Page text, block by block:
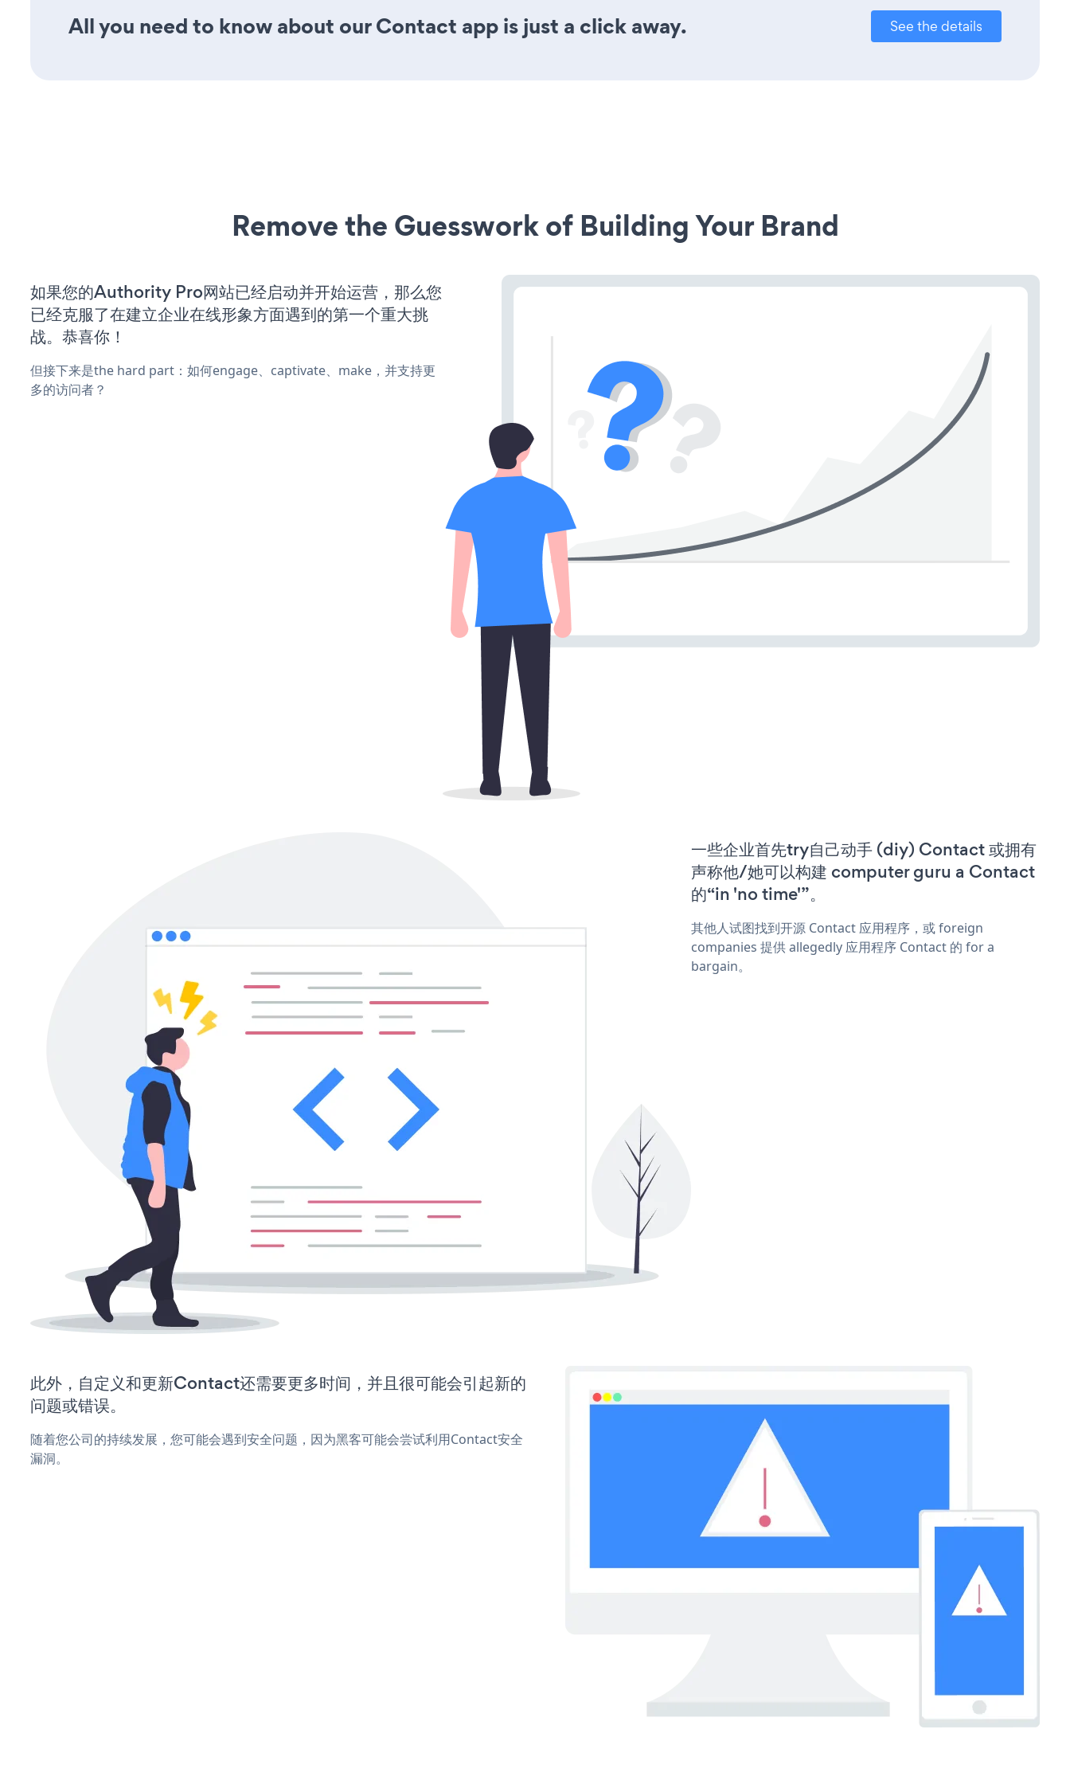
All you need to know about our Contact app is just a click away. See the details
Remove the Guesswork of Building Your Brand
如果您的Authority Pro网站已经启动并开始运营，那么您
已经克服了在建立企业在线形象方面遇到的第一个重大挑
战。恭喜你！
但接下来是the hard part：如何engage、captivate、make，并支持更
多的访问者？
一些企业首先try自己动手 (diy) Contact 或拥有
声称他/她可以构建 computer guru a Contact
的“in 'no time'”。
其他人试图找到开源 Contact 应用程序，或 foreign
companies 提供 allegedly 应用程序 Contact 的 for a
bargain。
此外，自定义和更新Contact还需要更多时间，并且很可能会引起新的
问题或错误。
随着您公司的持续发展，您可能会遇到安全问题，因为黑客可能会尝试利用Contact安全
漏洞。